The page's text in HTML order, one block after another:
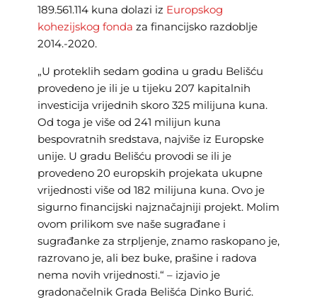
189.561.114 kuna dolazi iz Europskog
kohezijskog fonda za financijsko razdoblje
2014.-2020.
„U proteklih sedam godina u gradu Belišću
provedeno je ili je u tijeku 207 kapitalnih
investicija vrijednih skoro 325 milijuna kuna.
Od toga je više od 241 milijun kuna
bespovratnih sredstava, najviše iz Europske
unije. U gradu Belišću provodi se ili je
provedeno 20 europskih projekata ukupne
vrijednosti više od 182 milijuna kuna. Ovo je
sigurno financijski najznačajniji projekt. Molim
ovom prilikom sve naše sugrađane i
sugrađanke za strpljenje, znamo raskopano je,
razrovano je, ali bez buke, prašine i radova
nema novih vrijednosti.“ – izjavio je
gradonačelnik Grada Belišća Dinko Burić.